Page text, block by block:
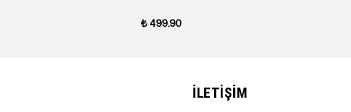
₺ 499.90
İLETİŞİM